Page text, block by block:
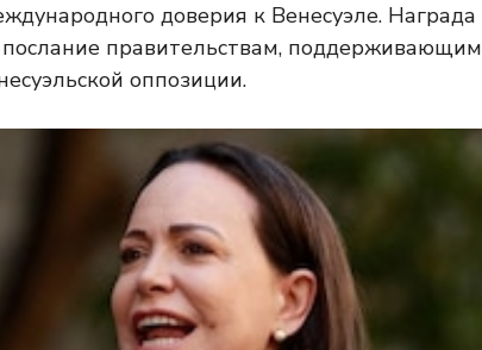
доверия к Венесуэле. Награда
правительствам, поддерживающим
оппозиции.